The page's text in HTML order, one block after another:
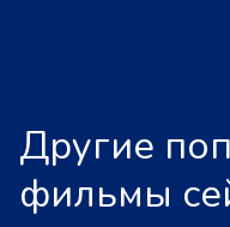
Другие
фильмы